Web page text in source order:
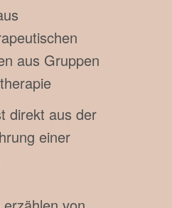
aus Gruppen
direkt aus der
einer